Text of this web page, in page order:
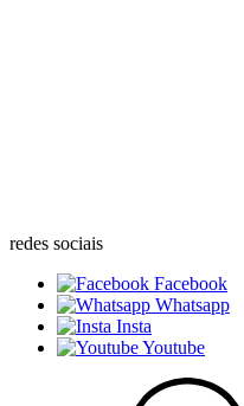
redes sociais
Facebook
Whatsapp
Insta
Youtube